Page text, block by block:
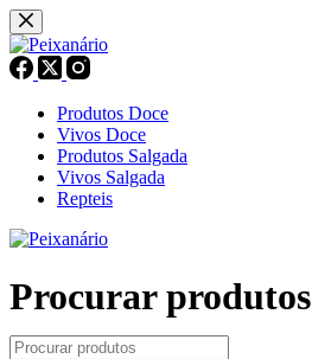
Pular
para
o
conteúdo
Produtos Doce
Vivos Doce
Produtos Salgada
Vivos Salgada
Repteis
Procurar produtos